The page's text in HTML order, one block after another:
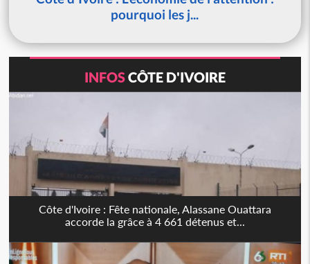
pourquoi les j...
INFOSCÔTE D'IVOIRE
Côte d'Ivoire : Fête nationale, Alassane Ouattara
accorde la grâce à 4 661 détenus et...